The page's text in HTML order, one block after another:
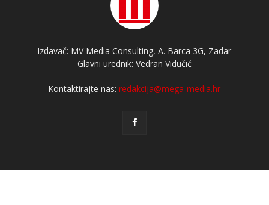
Izdavač: MV Media Consulting, A. Barca 3G, Zadar
Glavni urednik: Vedran Vidučić
Kontaktirajte nas:redakcija@mega-media.hr